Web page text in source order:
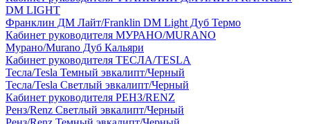
DM LIGHT
Франклин ДМ Лайт/Franklin DM Light Дуб Термо
Кабинет руководителя МУРАНО/MURANO
Мурано/Murano Дуб Кальяри
Кабинет руководителя ТЕСЛА/TESLA
Тесла/Tesla Темный эвкалипт/Черный
Тесла/Tesla Светлый эвкалипт/Черный
Кабинет руководителя РЕНЗ/RENZ
Ренз/Renz Светлый эвкалипт/Черный